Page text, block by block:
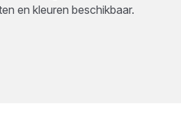
en kleuren beschikbaar.